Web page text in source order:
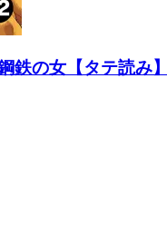
の女【タテ読み